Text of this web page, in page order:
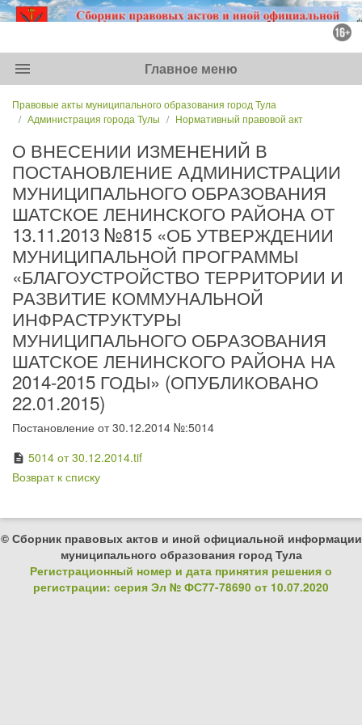
menu Главное меню
Правовые акты муниципального образования город Тула
Администрация города Тулы
Нормативный правовой акт
О ВНЕСЕНИИ ИЗМЕНЕНИЙ В
ПОСТАНОВЛЕНИЕ АДМИНИСТРАЦИИ
МУНИЦИПАЛЬНОГО ОБРАЗОВАНИЯ
ШАТСКОЕ ЛЕНИНСКОГО РАЙОНА ОТ
13.11.2013 №815 «ОБ УТВЕРЖДЕНИИ
МУНИЦИПАЛЬНОЙ ПРОГРАММЫ
«БЛАГОУСТРОЙСТВО ТЕРРИТОРИИ И
РАЗВИТИЕ КОММУНАЛЬНОЙ
ИНФРАСТРУКТУРЫ
МУНИЦИПАЛЬНОГО ОБРАЗОВАНИЯ
ШАТСКОЕ ЛЕНИНСКОГО РАЙОНА НА
2014-2015 ГОДЫ» (ОПУБЛИКОВАНО
22.01.2015)
Постановление от 30.12.2014 №:5014
description 5014 от 30.12.2014.tif
Возврат к списку
© Сборник правовых актов и иной официальной информации
муниципального образования город Тула
Регистрационный номер и дата принятия решения о
регистрации: серия Эл № ФС77-78690 от 10.07.2020